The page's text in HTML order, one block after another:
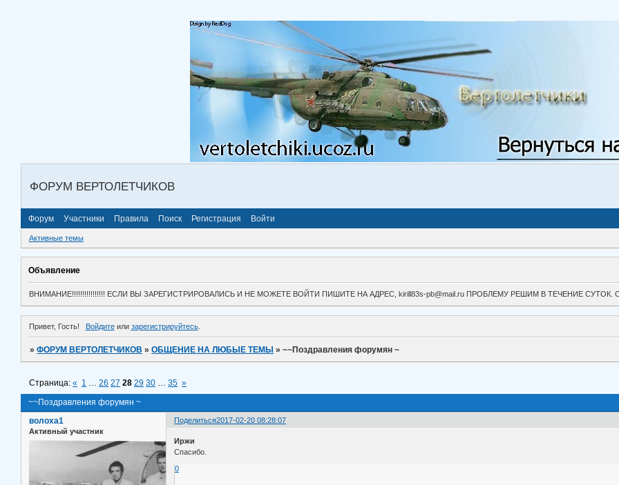
ФОРУМ ВЕРТОЛЕТЧИКОВ
Форум Участники Правила Поиск Регистрация Войти
Активные темы
Объявление
ВНИМАНИЕ!!!!!!!!!!!!!!!! ЕСЛИ ВЫ ЗАРЕГИСТРИРОВАЛИСЬ И НЕ МОЖЕТЕ ВОЙТИ ПИШИТЕ НА АДРЕС, kirill83s-pb@mail.ru ПРОБЛЕМУ РЕШИМ В ТЕЧЕНИЕ
Привет, Гость! Войдитеили зарегистрируйтесь.
»ФОРУМ ВЕРТОЛЕТЧИКОВ »ОБЩЕНИЕ НА ЛЮБЫЕ ТЕМЫ »~~Поздравления форумян ~
~~Поздравления форумян ~
Страница:« 1 … 26 27 28 29 30 … 35 »
Поделиться2017-02-20 08:28:07
волоха1
Активный участник
Иржи
Спасибо.
0